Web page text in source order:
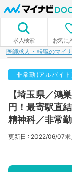
求人検索 お気に
医師求人・転職のマイ
非常勤(アルバイト
【埼玉県／鴻
円！最寄駅直
精神科／非常
更新日 : 2022/06/07